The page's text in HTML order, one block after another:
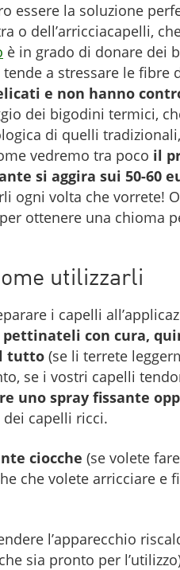
essere la soluzione
o dell’arricciacapelli,
è in grado di donare dei
a stressare le fibre
e non hanno
dei bigodini termici,
di quelli
vedremo tra poco il
si aggira sui 50-60
ogni volta che vorrete!
ottenere una chioma
utilizzarli
i capelli
con cura,
tutto (se li terrete
se i vostri capelli
uno spray fissante
capelli ricci.
ciocche (se volete
che volete arricciare e
l’apparecchio
sia pronto per